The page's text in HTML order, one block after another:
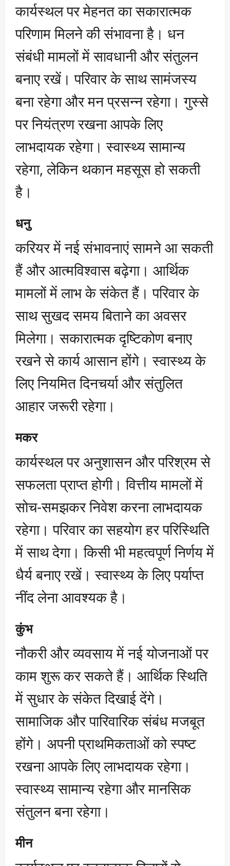
कार्यस्थल पर मेहनत का सकारात्मक
परिणाम मिलने की संभावना है। धन
संबंधी मामलों में सावधानी और संतुलन
बनाए रखें। परिवार के साथ सामंजस्य
बना रहेगा और मन प्रसन्न रहेगा। गुस्से
पर नियंत्रण रखना आपके लिए
लाभदायक रहेगा। स्वास्थ्य सामान्य
रहेगा, लेकिन थकान महसूस हो सकती
है।
धनु
करियर में नई संभावनाएं सामने आ सकती
हैं और आत्मविश्वास बढ़ेगा। आर्थिक
मामलों में लाभ के संकेत हैं। परिवार के
साथ सुखद समय बिताने का अवसर
मिलेगा। सकारात्मक दृष्टिकोण बनाए
रखने से कार्य आसान होंगे। स्वास्थ्य के
लिए नियमित दिनचर्या और संतुलित
आहार जरूरी रहेगा।
मकर
कार्यस्थल पर अनुशासन और परिश्रम से
सफलता प्राप्त होगी। वित्तीय मामलों में
सोच-समझकर निवेश करना लाभदायक
रहेगा। परिवार का सहयोग हर परिस्थिति
में साथ देगा। किसी भी महत्वपूर्ण निर्णय में
धैर्य बनाए रखें। स्वास्थ्य के लिए पर्याप्त
नींद लेना आवश्यक है।
कुंभ
नौकरी और व्यवसाय में नई योजनाओं पर
काम शुरू कर सकते हैं। आर्थिक स्थिति
में सुधार के संकेत दिखाई देंगे।
सामाजिक और पारिवारिक संबंध मजबूत
होंगे। अपनी प्राथमिकताओं को स्पष्ट
रखना आपके लिए लाभदायक रहेगा।
स्वास्थ्य सामान्य रहेगा और मानसिक
संतुलन बना रहेगा।
मीन